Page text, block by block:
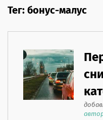
Тег: бонус-малус